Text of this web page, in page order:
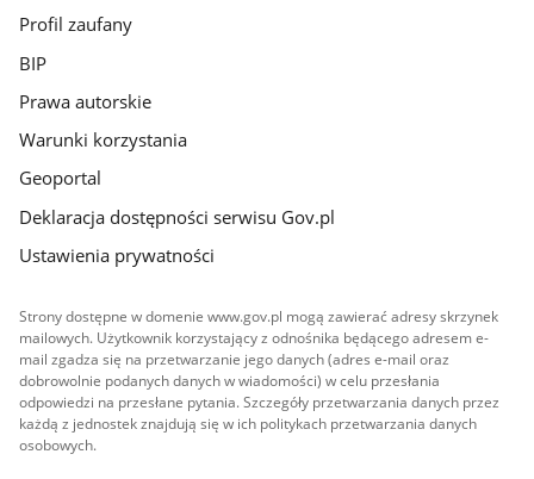
Profil zaufany
BIP
Prawa autorskie
Warunki korzystania
Geoportal
Deklaracja dostępności serwisu Gov.pl
Ustawienia prywatności
Strony dostępne w domenie www.gov.pl mogą zawierać adresy skrzynek
mailowych. Użytkownik korzystający z odnośnika będącego adresem e-
mail zgadza się na przetwarzanie jego danych (adres e-mail oraz
dobrowolnie podanych danych w wiadomości) w celu przesłania
odpowiedzi na przesłane pytania. Szczegóły przetwarzania danych przez
każdą z jednostek znajdują się w ich politykach przetwarzania danych
osobowych.